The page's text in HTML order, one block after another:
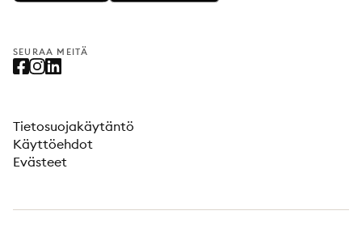
SEURAA MEITÄ
Tietosuojakäytäntö
Käyttöehdot
Evästeet